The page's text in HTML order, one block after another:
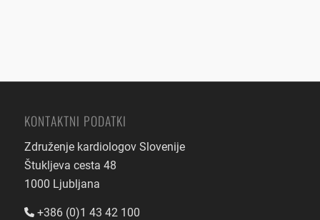
KONTAKTNI PODATKI
Združenje kardiologov Slovenije
Štukljeva cesta 48
1000 Ljubljana
+386 (0)1 43 42 100